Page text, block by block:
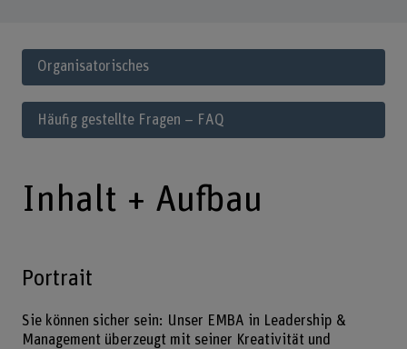
Organisatorisches
Häufig gestellte Fragen – FAQ
Inhalt + Aufbau
Portrait
Sie können sicher sein: Unser EMBA in Leadership &
Management überzeugt mit seiner Kreativität und